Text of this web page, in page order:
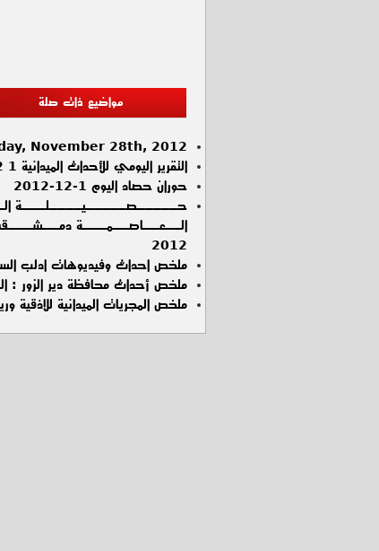
مواضيع ذات صلة
November 28th, 2012
التقرير اليومي للأحداث الميدانية 1 12 2012 في العاصمة دمشق و ريفها
حوران حصاد اليوم 1-12-2012
حـــــصـــــيــــلـــة
2012
ملخص احداث وفيديوهات ادلب السبت 01-
ملخص أحداث محافظة دير الزور : السبت :1 /
ملخص المجريات الميدانية للاذقية وريفها